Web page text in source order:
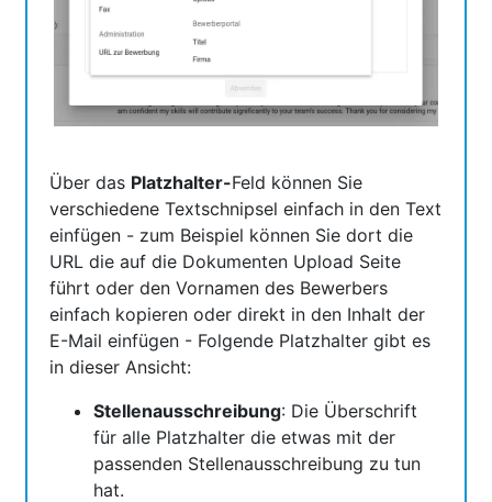
Über das Platzhalter-Feld können Sie
verschiedene Textschnipsel einfach in den Text
einfügen - zum Beispiel können Sie dort die
URL die auf die Dokumenten Upload Seite
führt oder den Vornamen des Bewerbers
einfach kopieren oder direkt in den Inhalt der
E-Mail einfügen - Folgende Platzhalter gibt es
in dieser Ansicht:
Stellenausschreibung: Die Überschrift
für alle Platzhalter die etwas mit der
passenden Stellenausschreibung zu tun
hat.